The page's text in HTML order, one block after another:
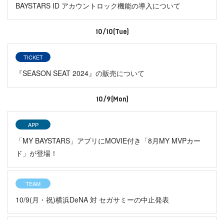
BAYSTARS ID アカウントロック機能の導入について
10/10(Tue)
TICKET
『SEASON SEAT 2024』の販売について
10/9(Mon)
APP
「MY BAYSTARS」アプリにMOVIE付き「8月MY MVPカー
ド」が登場！
TEAM
10/9(月・祝)横浜DeNA 対 セガサミーの中止発表